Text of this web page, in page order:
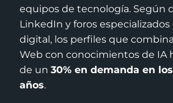
equipos de tecnología. Según
LinkedIn y foros
digital, los perfiles que
Web con conocimientos de IA
de un30% en demanda en
años.